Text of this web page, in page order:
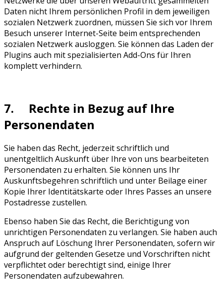
Daten nicht Ihrem persönlichen Profil in dem jeweiligen
sozialen Netzwerk zuordnen, müssen Sie sich vor Ihrem
Besuch unserer Internet-Seite beim entsprechenden
sozialen Netzwerk ausloggen. Sie können das Laden der
Plugins auch mit spezialisierten Add-Ons für Ihren
komplett verhindern.
7. Rechte in Bezug auf Ihre
Personendaten
Sie haben das Recht, jederzeit schriftlich und
unentgeltlich Auskunft über Ihre von uns bearbeiteten
Personendaten zu erhalten. Sie können uns Ihr
Auskunftsbegehren schriftlich und unter Beilage einer
Kopie Ihrer Identitätskarte oder Ihres Passes an unsere
Postadresse zustellen.
Ebenso haben Sie das Recht, die Berichtigung von
unrichtigen Personendaten zu verlangen. Sie haben auch
Anspruch auf Löschung Ihrer Personendaten, sofern wir
aufgrund der geltenden Gesetze und Vorschriften nicht
verpflichtet oder berechtigt sind, einige Ihrer
Personendaten aufzubewahren.